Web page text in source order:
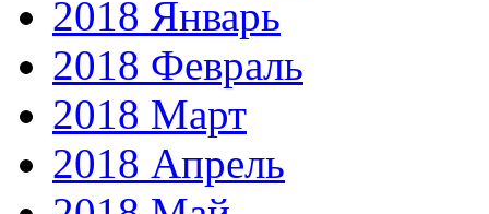
2018 Январь
2018 Февраль
2018 Март
2018 Апрель